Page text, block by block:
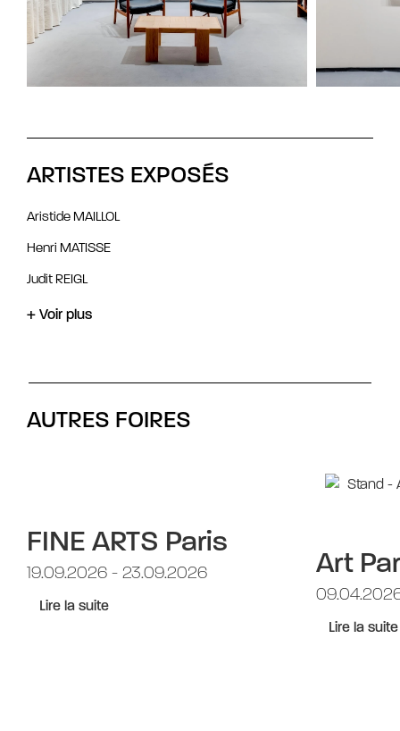
ARTISTES EXPOSÉS
Aristide MAILLOL
Henri MATISSE
Judit REIGL
+ Voir plus
AUTRES FOIRES
FINE ARTS Paris
19.09.2026 - 23.09.2026
Lire la suite
Art
Lire la suite